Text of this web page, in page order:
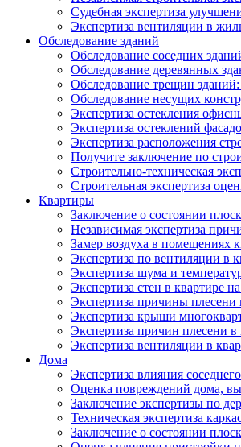
Судебная экспертиза
Экспертиза вентиляции в
Обследование зданий
Обследование соседних
Обследование деревянных
Обследование трещин
Обследование несущих
Экспертиза остекления
Экспертиза остеклений
Экспертиза расположения
Получите заключение по
Строительно-техническая
Строительная экспертиза
Квартиры
Заключение о состоянии
Независимая экспертиза
Замер воздуха в помещениях
Экспертиза по вентиляции в
Экспертиза шума и
Экспертиза стен в квартире
Экспертиза причины плесени
Экспертиза крыши
Экспертиза причин плесени
Экспертиза вентиляции в
Дома
Экспертиза влияния
Оценка повреждений дома,
Заключение экспертизы по
Техническая экспертиза
Заключение о состоянии